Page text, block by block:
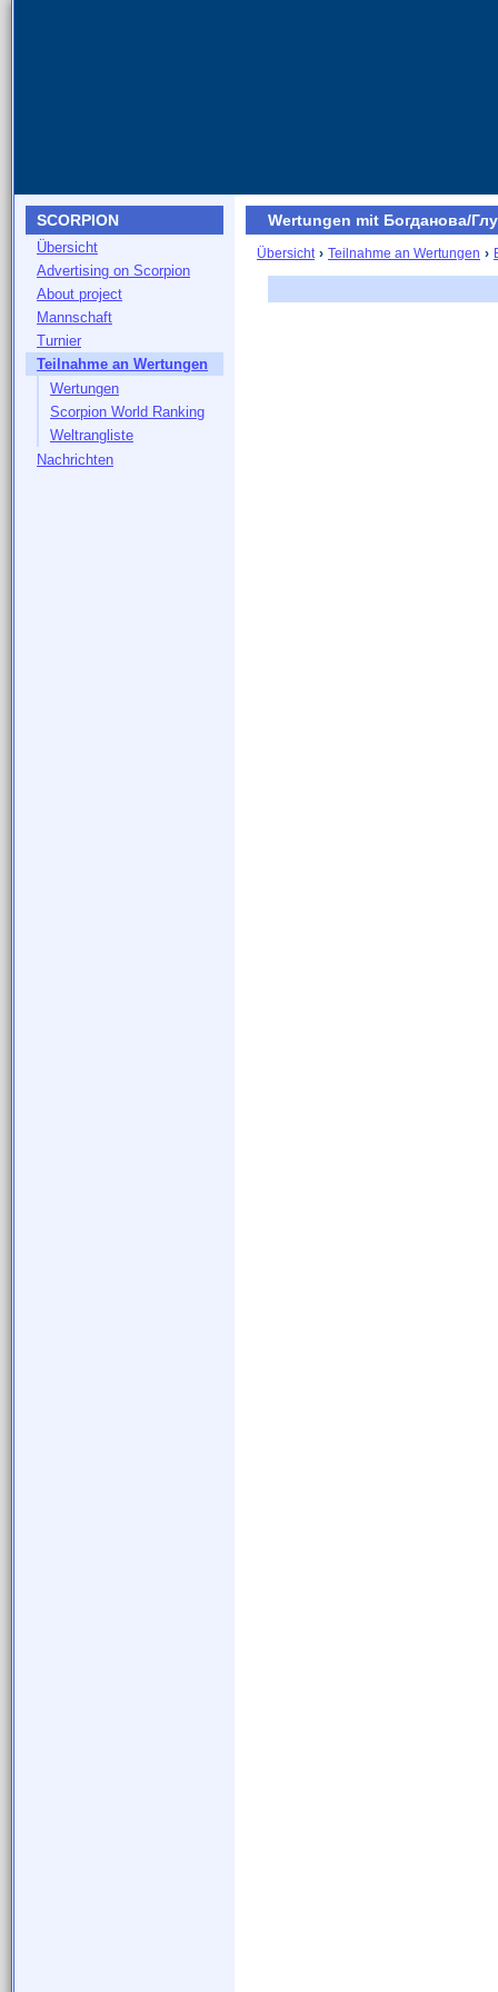
SCORPION
Übersicht
Advertising on Scorpion
About project
Mannschaft
Turnier
Teilnahme an Wertungen
Wertungen
Scorpion World Ranking
Weltrangliste
Nachrichten
Wertungen mit Богданова/
Übersicht › Teilnahme an Wertungen ›